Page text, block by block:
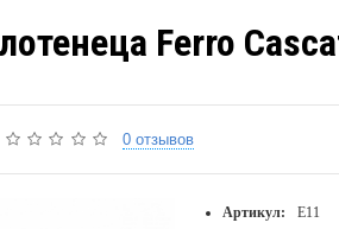
Ferro
0 отзывов
Артикул:
E11